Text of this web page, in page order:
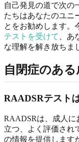
自己発見の道で次の
たちはあなたのユニ
とをお勧めします。
テストを受けて
、
な理解を解き放ちま
自閉症のあ
RAADSRテスト
RAADSRは、成人に
立つ、よく評価され
の情報を提供します